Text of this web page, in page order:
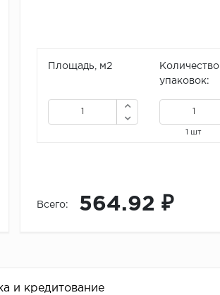
Площадь, м2
Количество
упаковок:
1 шт
Всего: 564.92 ₽
и кредитование